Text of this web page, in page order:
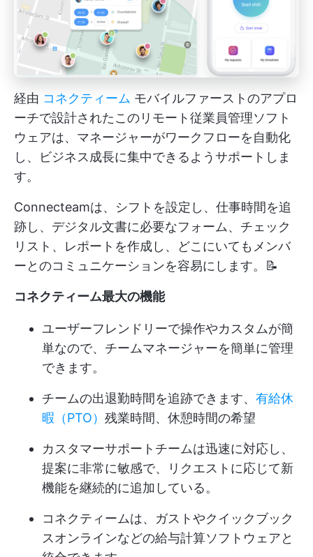
経由 コネクティーム モバイルファーストのアプロ
ーチで設計されたこのリモート従業員管理ソフト
ウェアは、マネージャーがワークフローを自動化
し、ビジネス成長に集中できるようサポートしま
す。
Connecteamは、シフトを設定し、仕事時間を追
跡し、デジタル文書に必要なフォーム、チェック
リスト、レポートを作成し、どこにいてもメンバ
ーとのコミュニケーションを容易にします。📝
コネクティーム最大の機能
ユーザーフレンドリーで操作やカスタムが簡
単なので、チームマネージャーを簡単に管理
できます。
チームの出退勤時間を追跡できます、 有給休
暇（PTO） 残業時間、休憩時間の希望
カスタマーサポートチームは迅速に対応し、
提案に非常に敏感で、リクエストに応じて新
機能を継続的に追加している。
コネクティームは、ガストやクイックブック
スオンラインなどの給与計算ソフトウェアと